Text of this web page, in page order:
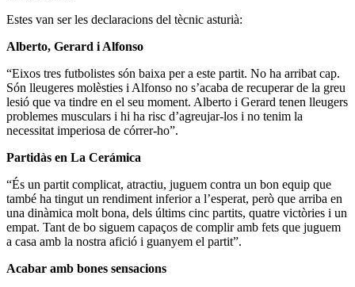
Estes van ser les declaracions del tècnic asturià:
Alberto, Gerard i Alfonso
“Eixos tres futbolistes són baixa per a este partit. No ha arribat cap.
Són lleugeres molèsties i Alfonso no s’acaba de recuperar de la greu
lesió que va tindre en el seu moment. Alberto i Gerard tenen lleugers
problemes musculars i hi ha risc d’agreujar-los i no tenim la
necessitat imperiosa de córrer-ho”.
Partidàs en La Cerámica
“És un partit complicat, atractiu, juguem contra un bon equip que
també ha tingut un rendiment inferior a l’esperat, però que arriba en
una dinàmica molt bona, dels últims cinc partits, quatre victòries i un
empat. Tant de bo siguem capaços de complir amb fets que juguem
a casa amb la nostra afició i guanyem el partit”.
Acabar amb bones sensacions